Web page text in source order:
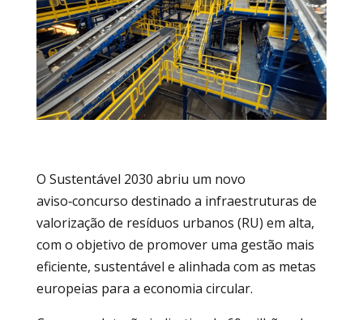
O Sustentável 2030 abriu um novo
aviso‑concurso destinado a infraestruturas de
valorização de resíduos urbanos (RU) em alta,
com o objetivo de promover uma gestão mais
eficiente, sustentável e alinhada com as metas
europeias para a economia circular.